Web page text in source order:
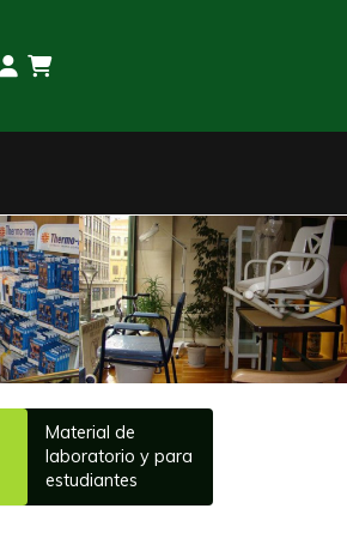
Material de
laboratorio y para
estudiantes